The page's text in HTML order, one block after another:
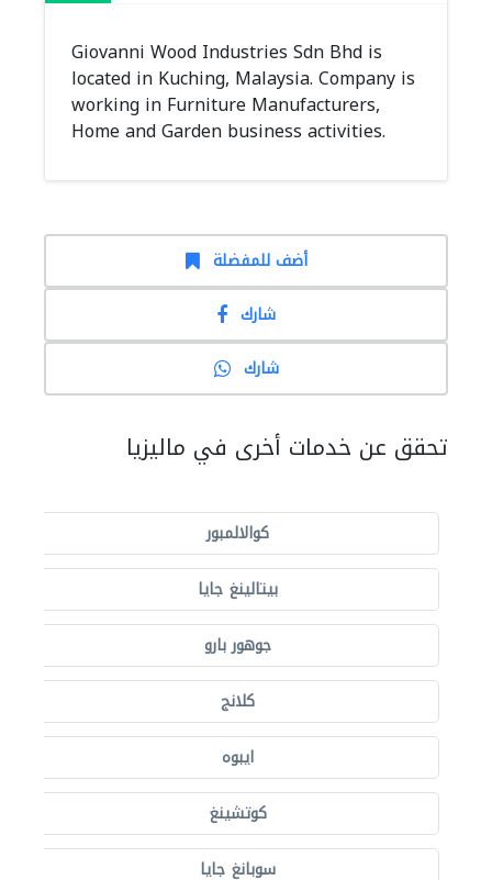
Giovanni Wood Industries Sdn Bhd is
located in Kuching, Malaysia. Company is
working in Furniture Manufacturers,
Home and Garden business activities.
أضف للمفضلة
شارك
شارك
تحقق عن خدمات أخرى في ماليزيا
كوالالمبور
بيتالينغ جايا
جوهور بارو
كلانج
ايبوه
كوتشينغ
سوبانغ جايا